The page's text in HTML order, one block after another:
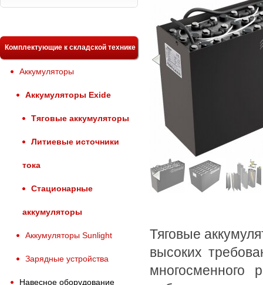
Комплектующие к складской технике
Аккумуляторы
Аккумуляторы Exide
Тяговые аккумуляторы
Литиевые источники
тока
Стационарные
аккумуляторы
Аккумуляторы Sunlight
Зарядные устройства
Навесное оборудование
Назад
Тяговые
высоких
многосменного